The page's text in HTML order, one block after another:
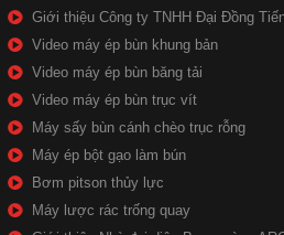
Giới thiệu Công ty TNHH Đại Đồng
Video máy ép bùn khung bản
Video máy ép bùn băng tải
Video máy ép bùn trục vít
Máy sấy bùn cánh chèo trục rỗng
Máy ép bột gạo làm bún
Bơm pitson thủy lực
Máy lược rác trống quay